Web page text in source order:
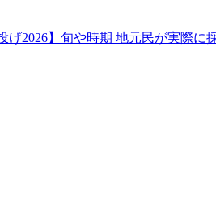
げ2026】旬や時期 地元民が実際に